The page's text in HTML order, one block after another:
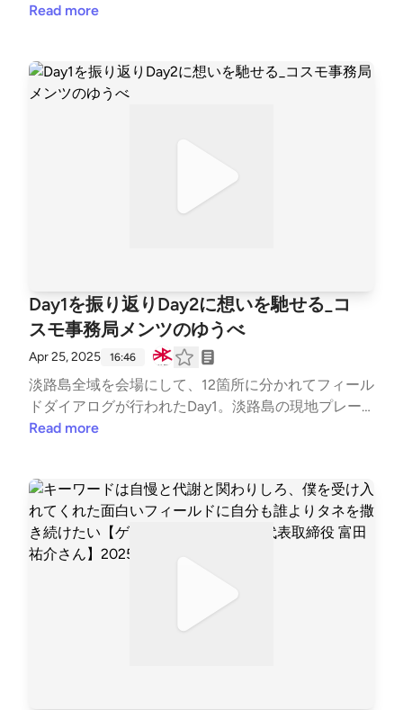
ました！フィールドダイアログBチームの、体験直後
Read more
Day1を振り返りDay2に想いを馳せる_コ
スモ事務局メンツのゆうべ
Apr 25, 2025 16:46
淡路島全域を会場にして、12箇所に分かれてフィール
ドダイアログが行われたDay1。淡路島の現地プレー
ヤーを15人ほどの小グループで訪れ、プレーヤーの方
ド先での出来事を話していると、Day1のキーワード
「拡張」「何を新しく手に入れたのか？」、Day2の
「何を研ぎ澄ましたいですか？」へと話が展開してい
きます。オープニングセッション、ウスビ・サコ氏の
Read more